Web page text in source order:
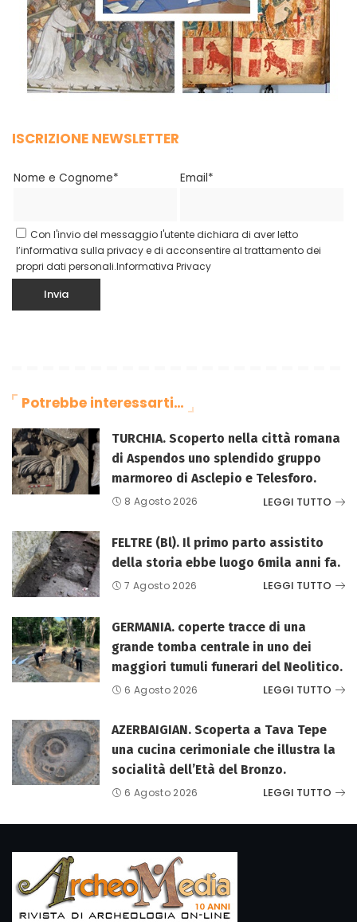
ISCRIZIONE NEWSLETTER
Nome e Cognome* Email*
Con l'invio del messaggio l'utente dichiara di aver letto
l’informativa sulla privacy e di acconsentire al trattamento dei
propri dati personali.Informativa Privacy
Potrebbe interessarti…
TURCHIA. Scoperto nella città romana
di Aspendos uno splendido gruppo
marmoreo di Asclepio e Telesforo.
8 Agosto 2026 LEGGI TUTTO
FELTRE (Bl). Il primo parto assistito
della storia ebbe luogo 6mila anni fa.
7 Agosto 2026 LEGGI TUTTO
GERMANIA. coperte tracce di una
grande tomba centrale in uno dei
maggiori tumuli funerari del Neolitico.
6 Agosto 2026 LEGGI TUTTO
AZERBAIGIAN. Scoperta a Tava Tepe
una cucina cerimoniale che illustra la
socialità dell’Età del Bronzo.
6 Agosto 2026 LEGGI TUTTO